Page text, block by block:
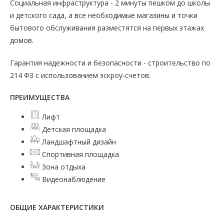
Социальная инфраструктура - 2 минуты пешком до школы
и детского сада, а все необходимые магазины и точки
бытового обслуживания разместятся на первых этажах
домов.
Гарантия надежности и безопасности - строительство по
214 ФЗ с использованием эскроу-счетов.
ПРЕИМУЩЕСТВА
Лифт
Детская площадка
Ландшафтный дизайн
Спортивная площадка
Зона отдыха
Видеонаблюдение
ОБЩИЕ ХАРАКТЕРИСТИКИ